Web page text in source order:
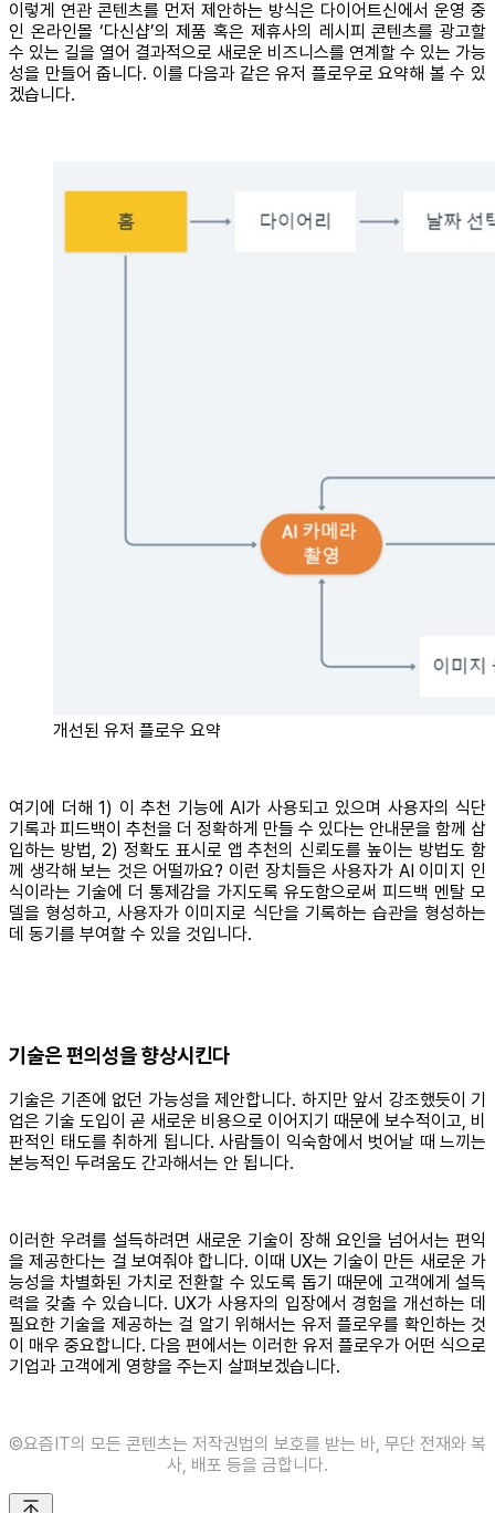
이렇게 연관 콘텐츠를 먼저 제안하는 방식은 다이어트신에서 운영 중
인 온라인몰 ‘다신샵’의 제품 혹은 제휴사의 레시피 콘텐츠를 광고할
수 있는 길을 열어 결과적으로 새로운 비즈니스를 연계할 수 있는 가능
성을 만들어 줍니다. 이를 다음과 같은 유저 플로우로 요약해 볼 수 있
겠습니다.
개선된 유저 플로우 요약
여기에 더해 1) 이 추천 기능에 AI가 사용되고 있으며 사용자의 식단
기록과 피드백이 추천을 더 정확하게 만들 수 있다는 안내문을 함께 삽
입하는 방법, 2) 정확도 표시로 앱 추천의 신뢰도를 높이는 방법도 함
께 생각해 보는 것은 어떨까요? 이런 장치들은 사용자가 AI 이미지 인
식이라는 기술에 더 통제감을 가지도록 유도함으로써 피드백 멘탈 모
델을 형성하고, 사용자가 이미지로 식단을 기록하는 습관을 형성하는
데 동기를 부여할 수 있을 것입니다.
기술은 편의성을 향상시킨다
기술은 기존에 없던 가능성을 제안합니다. 하지만 앞서 강조했듯이 기
업은 기술 도입이 곧 새로운 비용으로 이어지기 때문에 보수적이고, 비
판적인 태도를 취하게 됩니다. 사람들이 익숙함에서 벗어날 때 느끼는
본능적인 두려움도 간과해서는 안 됩니다.
이러한 우려를 설득하려면 새로운 기술이 장해 요인을 넘어서는 편익
을 제공한다는 걸 보여줘야 합니다. 이때 UX는 기술이 만든 새로운 가
능성을 차별화된 가치로 전환할 수 있도록 돕기 때문에 고객에게 설득
력을 갖출 수 있습니다. UX가 사용자의 입장에서 경험을 개선하는 데
필요한 기술을 제공하는 걸 알기 위해서는 유저 플로우를 확인하는 것
이 매우 중요합니다. 다음 편에서는 이러한 유저 플로우가 어떤 식으로
기업과 고객에게 영향을 주는지 살펴보겠습니다.
©️요즘IT의 모든 콘텐츠는 저작권법의 보호를 받는 바, 무단 전재와 복
사, 배포 등을 금합니다.